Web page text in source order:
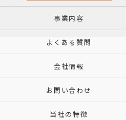
事業内容
よくある質問
会社情報
お問い合わせ
当社の特徴